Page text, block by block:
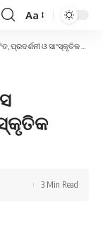
Font
Resizer
Aa
ସାଂସ୍କୃତିକ କାର୍ଯ୍ୟକ୍ରମ ଆୟୋଜିତ
3 Min Read